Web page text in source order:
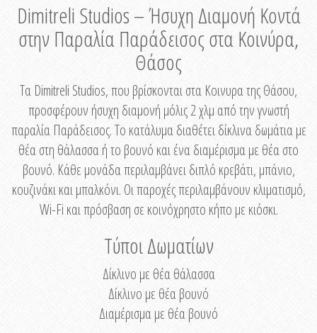
Dimitreli Studios – Ήσυχη Διαμονή Κοντά
στην Παραλία Παράδεισος στα Κοινύρα,
Θάσος
Τα Dimitreli Studios, που βρίσκονται στα Κοινυρα της Θάσου,
προσφέρουν ήσυχη διαμονή μόλις 2 χλμ από την γνωστή
παραλία Παράδεισος. Το κατάλυμα διαθέτει δίκλινα δωμάτια με
θέα στη θάλασσα ή το βουνό και ένα διαμέρισμα με θέα στο
βουνό. Κάθε μονάδα περιλαμβάνει διπλό κρεβάτι, μπάνιο,
κουζινάκι και μπαλκόνι. Οι παροχές περιλαμβάνουν κλιματισμό,
Wi-Fi και πρόσβαση σε κοινόχρηστο κήπο με κιόσκι.
Τύποι Δωματίων
Δίκλινο με θέα θάλασσα
Δίκλινο με θέα βουνό
Διαμέρισμα με θέα βουνό